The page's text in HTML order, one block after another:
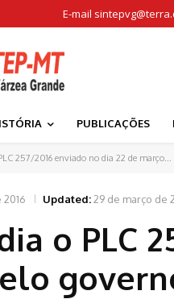
E-mail
PUBLICAÇÕES
257/2016 enviado no dia 22 de março...
Updated:29 de março de
o PLC